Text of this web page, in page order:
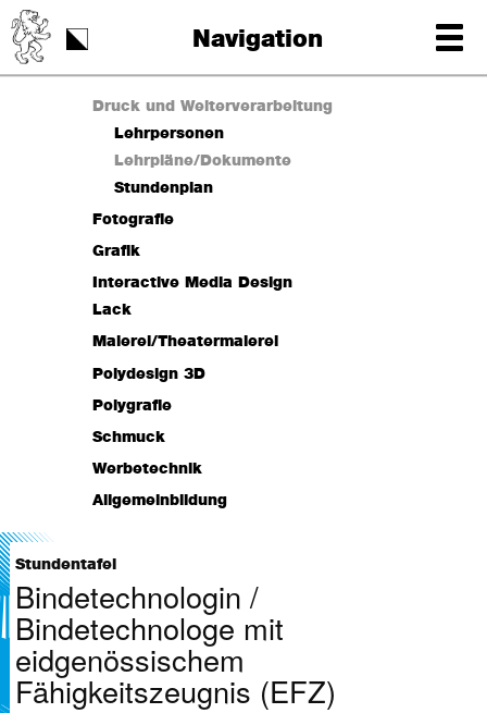
Navigation
Tag der Schrift
Druck und Weiterverarbeitung
Lehrpersonen
Lehrpläne/Dokumente
Stundenplan
Fotografie
Lehrpersonen
Lehrpläne/Dokumente
Stundenplan
Grafik
Lehrpersonen
Lehrpläne/Dokumente
Stundenplan
Interactive Media Design
Lack
Lehrpersonen
Lehrpläne/Dokumente
Malerei/Theatermalerei
Lehrpersonen
Lehrpläne/Dokumente
Polydesign 3D
Lehrpersonen
Lehrpläne/Dokumente
Polygrafie
Lehrpersonen
Lehrpläne/Dokumente
Schmuck
Lehrpersonen
Lehrpläne/Dokumente
Werbetechnik
Lehrpersonen
Allgemeinbildung
Stundenplan
Stundentafel
Bindetechnologin /
Bindetechnologe mit
eidgenössischem
Fähigkeitszeugnis (EFZ)